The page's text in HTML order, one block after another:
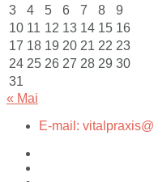
3
4 5 6 7 8
9
10 11 12 13 14 15 16
17 18 19 20 21 22 23
24 25 26 27 28 29 30
31
« Mai
E-mail: